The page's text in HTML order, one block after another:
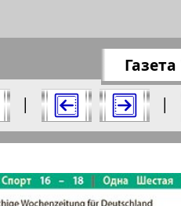
Германия" за
|
|
газеты "Редакция
https://